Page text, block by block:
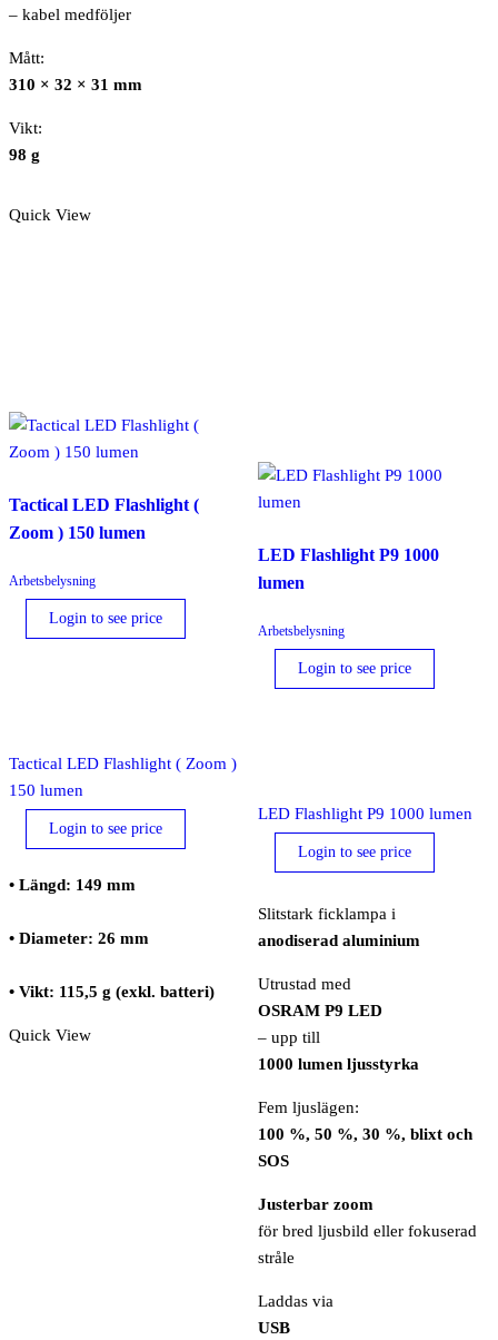
– kabel medföljer
Mått:
310 × 32 × 31 mm
Vikt:
98 g
Quick View
Tactical LED Flashlight (
Zoom ) 150 lumen
Arbetsbelysning
Login to see price
Tactical LED Flashlight ( Zoom )
150 lumen
Login to see price
• Längd: 149 mm
• Diameter: 26 mm
• Vikt: 115,5 g (exkl. batteri)
Quick View
LED Flashlight P9 1000
lumen
Arbetsbelysning
Login to see price
LED Flashlight P9 1000 lumen
Login to see price
Slitstark ficklampa i
anodiserad aluminium
Utrustad med
OSRAM P9 LED
– upp till
1000 lumen ljusstyrka
Fem ljuslägen:
100 %, 50 %, 30 %, blixt och
SOS
Justerbar zoom
för bred ljusbild eller fokuserad
stråle
Laddas via
USB